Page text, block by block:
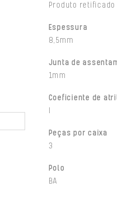
Produto retificado
Espessura
8,5mm
Junta de
1mm
Coeficiente de
Peças por caixa
3
Polo
BA